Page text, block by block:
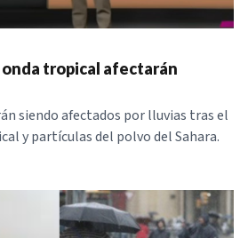
onda tropical afectarán
siendo afectados por lluvias tras el
y partículas del polvo del Sahara.